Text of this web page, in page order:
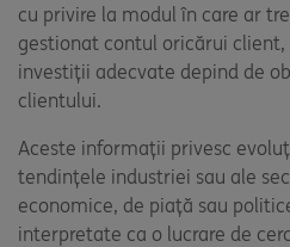
cu privire la modul în care ar
gestionat contul oricărui
investiții adecvate depind de
clientului.
Aceste informații privesc
tendințele industriei sau ale
economice, de piață sau
interpretate ca o lucrare de